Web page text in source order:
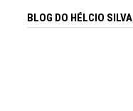
BLOG DO HÉLCIO SILVA